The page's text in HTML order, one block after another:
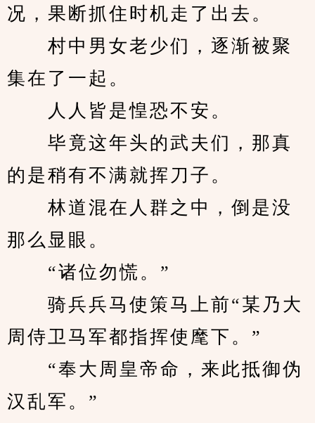
况，果断抓住时机走了出去。
村中男女老少们，逐渐被聚
集在了一起。
人人皆是惶恐不安。
毕竟这年头的武夫们，那真
的是稍有不满就挥刀子。
林道混在人群之中，倒是没
那么显眼。
“诸位勿慌。”
骑兵兵马使策马上前“某乃大
周侍卫马军都指挥使麾下。”
“奉大周皇帝命，来此抵御伪
汉乱军。”